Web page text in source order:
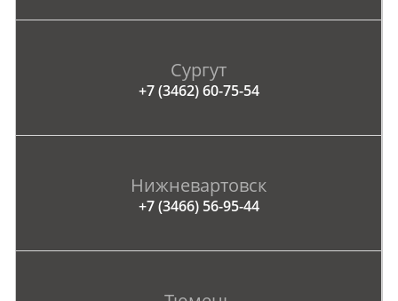
Сургут
+7 (3462) 60-75-54
Нижневартовск
+7 (3466) 56-95-44